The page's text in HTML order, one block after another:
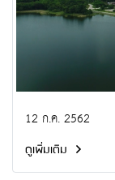
12 ก.ค. 2562
ดูเพิ่มเติม